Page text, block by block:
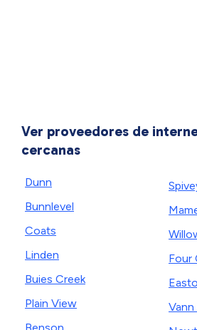
Ver proveedores de
cercanas
Dunn
Bunnlevel
Coats
Linden
Buies Creek
Plain View
Four